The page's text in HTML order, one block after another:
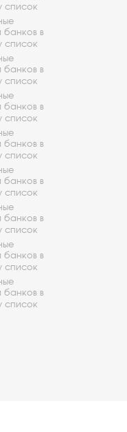
список
банков в
список
банков в
список
банков в
список
банков в
список
банков в
список
банков в
список
банков в
список
банков в
список